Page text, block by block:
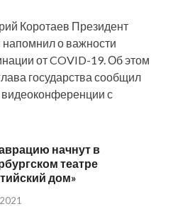
Коротаев Президент
о важности
от COVID-19. Об этом
государства сообщил
с
начнут в
театре
дом»